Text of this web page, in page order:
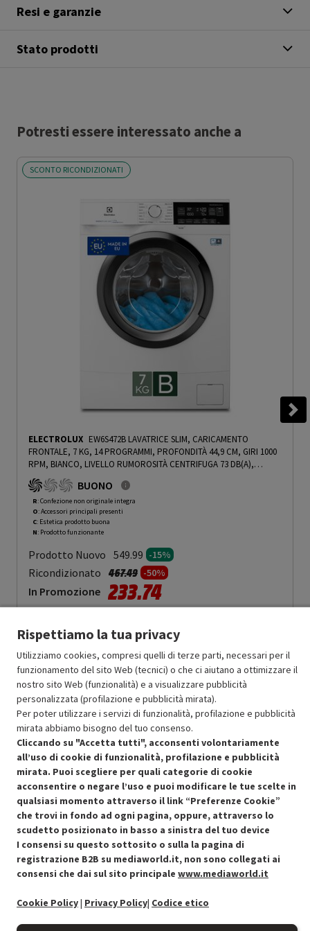
Resi e garanzie
Stato prodotti
Potresti essere interessato anche a
SCONTO RICONDIZIONATI
ELECTROLUX EW6S472B LAVATRICE SLIM, CARICAMENTO
FRONTALE, 7 KG, 14 PROGRAMMI, PROFONDITÀ 44,9 CM, GIRI 1000
RPM, BIANCO, LIVELLO RUMOROSITÀ CENTRIFUGA 73 DB(A),
CLASSE B - PRMG GRADING ROCN - 15%
15%
BUONO
R: Confezione non originale integra
O: Accessori principali presenti
C: Estetica prodotto buona
N: Prodotto funzionante
Prodotto Nuovo 549.99 -15%
Ricondizionato Prezzo ridotto da
467.49a-50%
In Promozione 233.74
SCONTO RICONDIZIONATI
Approfitta dello sconto del 50% sul prodotto ricondizionato.
Condizioni generali di vendita
Cookie Policy
Preferenze cookie
Recedere dal contratto qui
Rispettiamo la tua privacy
Utilizziamo cookies, compresi quelli di terze parti, necessari per il
funzionamento del sito Web (tecnici) o che ci aiutano a ottimizzare il
nostro sito Web (funzionalità) e a visualizzare pubblicità
personalizzata (profilazione e pubblicità mirata).
Per poter utilizzare i servizi di funzionalità, profilazione e pubblicità
mirata abbiamo bisogno del tuo consenso.
Cliccando su "Accetta tutti", acconsenti volontariamente
all’uso di cookie di funzionalità, profilazione e pubblicità
mirata. Puoi scegliere per quali categorie di cookie
acconsentire o negare l’uso e puoi modificare le tue scelte in
qualsiasi momento attraverso il link “Preferenze Cookie”
che trovi in fondo ad ogni pagina, oppure, attraverso lo
scudetto posizionato in basso a sinistra del tuo device
I consensi su questo sottosito o sulla la pagina di
registrazione B2B su mediaworld.it, non sono collegati ai
consensi che dai sul sito principale www.mediaworld.it
Cookie Policy| Privacy Policy| Codice etico